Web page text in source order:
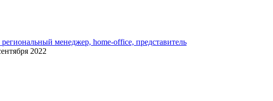
менеджер, home-office, представитель
2022